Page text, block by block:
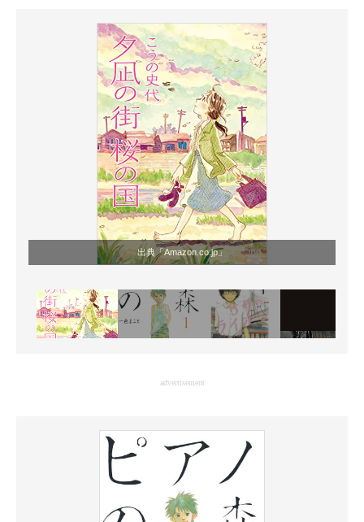
スマホと通信の最新トレンド
進化するPCとデバイスの未来
好きが集まる 比べて選べる
ビジネスと働き方のヒント
AI活用のいまが分かる
企業ITのトレンドを詳説
経営リーダーのコミュニティ
マーケ×ITの今がよく分かる
ITエンジニア向け専門サイト
製造業のIT導入・活用を支援
モノづくり技術者専門サイト
エレクトロニクス専門サイト
出典「Amazon.co.jp」
advertisement